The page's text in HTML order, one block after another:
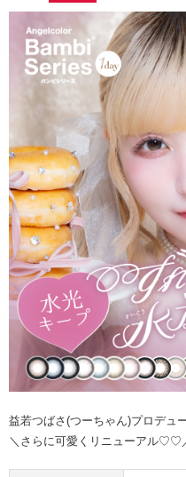
益若つばさ(つーちゃん)プロデュ
＼さらに可愛くリニューアル♡♡